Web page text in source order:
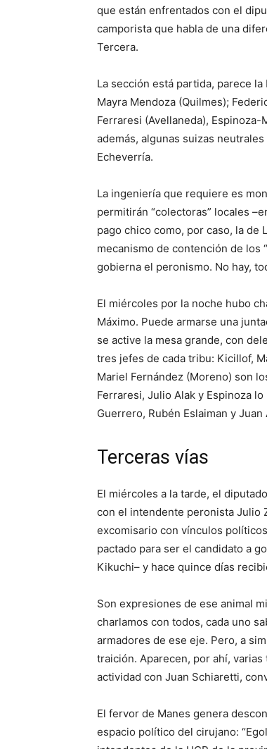
que están enfrentados con el
camporista que habla de una
Tercera.
La sección está partida, parece
Mayra Mendoza (Quilmes);
Ferraresi (Avellaneda), Espinoza-
además, algunas suizas
Echeverría.
La ingeniería que requiere es
permitirán “colectoras” locales
pago chico como, por caso, la de
mecanismo de contención de los
gobierna el peronismo. No hay,
El miércoles por la noche hubo
Máximo. Puede armarse una
se active la mesa grande, con
tres jefes de cada tribu: Kicillof,
Mariel Fernández (Moreno) son
Ferraresi, Julio Alak y Espinoza
Guerrero, Rubén Eslaiman y
Terceras vías
El miércoles a la tarde, el
con el intendente peronista Julio
excomisario con vínculos
pactado para ser el candidato a
Kikuchi– y hace quince días
Son expresiones de ese animal
charlamos con todos, cada uno
armadores de ese eje. Pero, a
traición. Aparecen, por ahí,
actividad con Juan Schiaretti,
El fervor de Manes genera
espacio político del cirujano: